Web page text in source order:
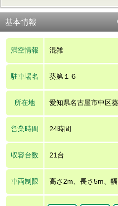
基本情報
満空情報 混雑
駐車場名 葵第１６
所在地 愛知県名古屋市中区
営業時間 24時間
収容台数 21台
車両制限 高さ2m、長さ5m、